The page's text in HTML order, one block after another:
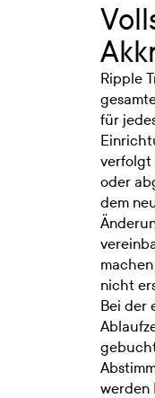
Ripple
für
verfolgt
oder
dem
nicht
Bei der
werden